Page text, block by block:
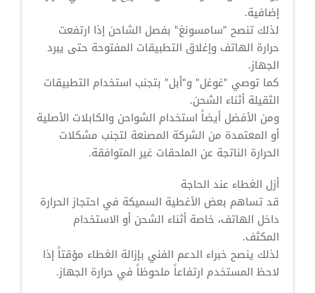
إضافية.
لذلك تنصح "سامسونغ" بفصل الشاحن إذا ارتفعت
حرارة الهاتف وإغلاق التطبيقات المفتوحة حتى يبرد
الجهاز.
كما توصي "غوغل" و"أبل" بتجنب استخدام التطبيقات
الثقيلة أثناء الشحن.
ومن الأفضل أيضاً استخدام الشواحن والكابلات الأصلية
أو المعتمدة من الشركة المصنعة لتجنب مشكلات
الحرارة الناتجة عن الملحقات غير المتوافقة.
أزل الغطاء عند الحاجة
قد تساهم بعض الأغطية السميكة في احتجاز الحرارة
داخل الهاتف، خاصة أثناء الشحن أو الاستخدام
المكثف.
لذلك ينصح خبراء الدعم الفني بإزالة الغطاء مؤقتاً إذا
لاحظ المستخدم ارتفاعاً ملحوظاً في حرارة الجهاز.